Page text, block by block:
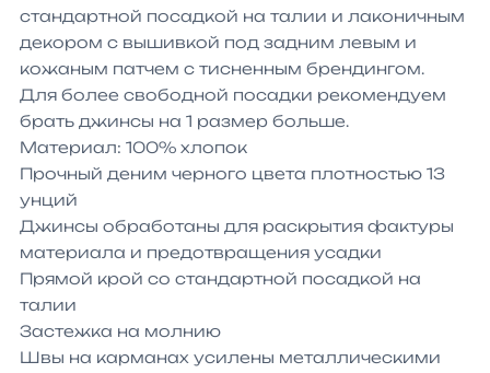
стандартной посадкой на талии и лаконичным
декором с вышивкой под задним левым и
кожаным патчем с тисненным брендингом.
Для более свободной посадки рекомендуем
брать джинсы на 1 размер больше.
Материал: 100% хлопок
Прочный деним черного цвета плотностью 13
унций
Джинсы обработаны для раскрытия фактуры
материала и предотвращения усадки
Прямой крой со стандартной посадкой на
талии
Застежка на молнию
Швы на карманах усилены металлическими